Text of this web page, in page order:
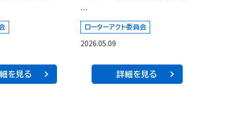
を見る
…
ローターアクト委員会
2026.05.09
詳細を見る